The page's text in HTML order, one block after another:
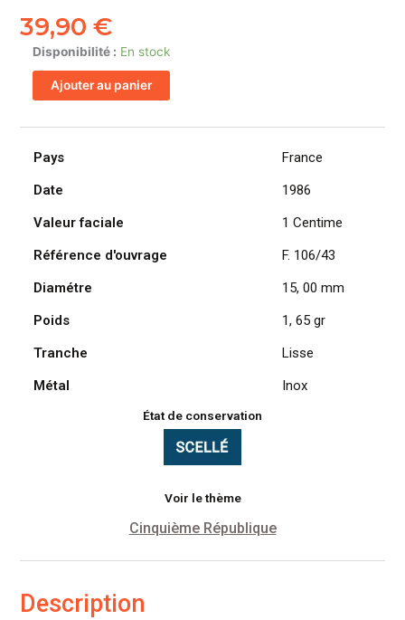
39,90€
Disponibilité : En stock
quantité
de
FRANCE,
de
Épi
UNC
scellée
Ajouter au panier
Pays
France
Date
1986
Valeur faciale
1 Centime
Référence d'ouvrage
F. 106/43
Diamétre
15, 00 mm
Poids
1, 65 gr
Tranche
Lisse
Métal
Inox
État de conservation
Voir le thème
Cinquième République
Description